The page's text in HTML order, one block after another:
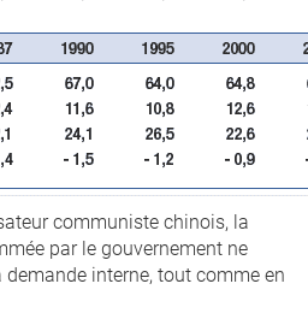
communiste chinois, la
par le gouvernement ne
demande interne, tout comme en